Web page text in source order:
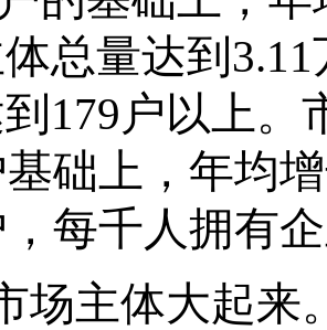
总量达到3.11
179 户以上。
基础上，年均
，每千人拥有
场主体大起来